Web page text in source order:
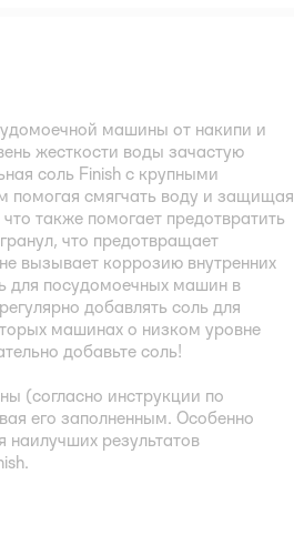
машины от накипи и
жесткости воды зачастую
соль Finish с крупными
помогая смягчать воду и защищая
также помогает предотвратить
что предотвращает
вызывает коррозию внутренних
для посудомоечных машин в
добавлять соль для
машинах о низком уровне
добавьте соль!
(согласно инструкции по
его заполненным. Особенно
наилучших результатов